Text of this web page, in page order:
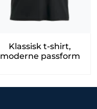
Klassisk t-shirt,
moderne passform